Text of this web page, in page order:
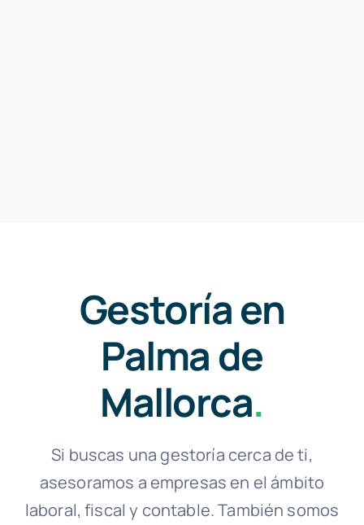
Gestoría en
Palma de
Mallorca.
Si buscas una gestoría cerca de ti,
asesoramos a empresas en el ámbito
laboral, fiscal y contable. También somos